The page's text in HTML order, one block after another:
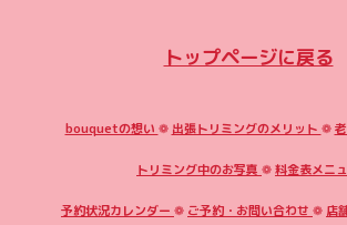
トップページに戻る
bouquetの想い ❁ 出張トリミングのメリット ❁
トリミング中のお写真 ❁料金表メニ
予約状況カレンダー ❁ ご予約・お問い合わせ ❁ 店